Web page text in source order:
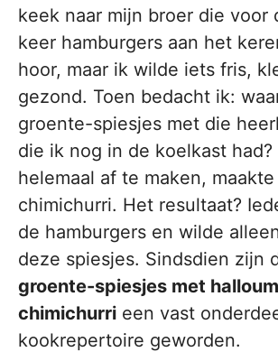
keek naar mijn broer die voor
keer hamburgers aan het
hoor, maar ik wilde iets fris,
gezond. Toen bedacht ik:
groente-spiesjes met die
die ik nog in de koelkast had?
helemaal af te maken,
chimichurri. Het resultaat?
de hamburgers en wilde
deze spiesjes. Sindsdien zijn
groente-spiesjes met
chimichurri een vast
kookrepertoire geworden.